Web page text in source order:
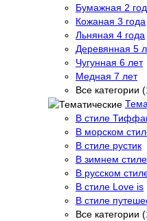
Бумажная 2
Кожаная 3 года
Льняная 4 года
Деревянная 5
Чугунная 6 лет
Медная 7 лет
Все категории
В стиле
В морском
В стиле рустик
В зимнем стиле
В русском
В стиле Love is
В стиле
Все категории